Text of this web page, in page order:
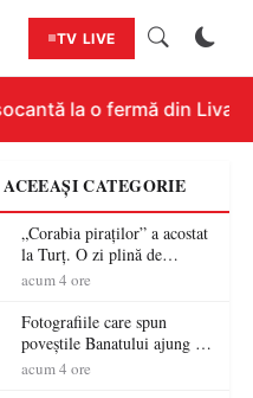
TV LIVE
la o fermă din
CATEGORIE
„Corabia piraților” a acostat
la Turț. O zi plină de
aventură și lecții despre
tabăra de vară
acum 4 ore
Fotografiile care spun
poveștile Banatului ajung la
Muzeul de Artă Satu Mare
acum 4 ore